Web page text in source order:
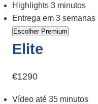
Highlights 3 minutos
Entrega em 3 semanas
Escolher Premium
Elite
€1290
Vídeo até 35 minutos